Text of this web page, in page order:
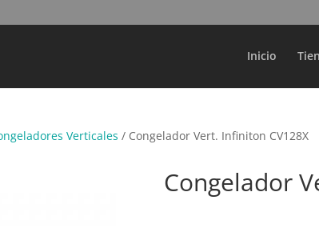
Inicio
Búsqueda
productos
Verticales / Congelador Vert. Infiniton CV128X
Congelador